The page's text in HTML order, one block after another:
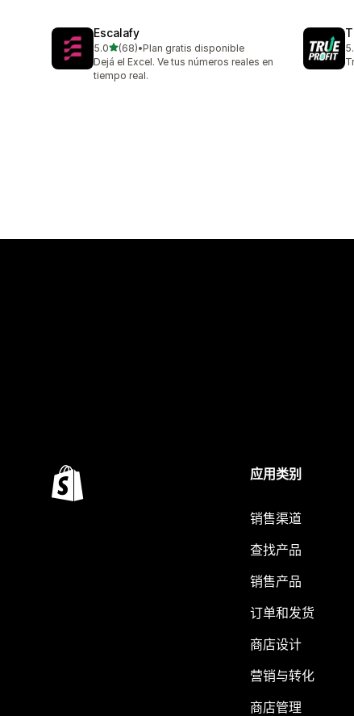
Escalafy
5.0星（满分 5 星）
(68)
总共 68 条评论
•Plan gratis disponible
Dejá el Excel. Ve tus números reales en
tiempo real.
应用类别
销售渠道
查找产品
销售产品
订单和发货
商店设计
营销与转化
商店管理